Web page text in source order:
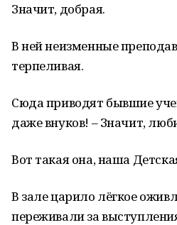
Значит, добрая.
В ней неизменные
терпеливая.
Сюда приводят бывшие
даже внуков! – Значит,
Вот такая она, наша
В зале царило лёгкое
переживали за